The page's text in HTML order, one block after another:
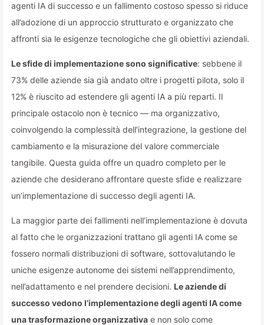
agenti IA di successo e un fallimento costoso spesso si riduce
all’adozione di un approccio strutturato e organizzato che
affronti sia le esigenze tecnologiche che gli obiettivi aziendali.
Le sfide di implementazione sono significative: sebbene il
73% delle aziende sia già andato oltre i progetti pilota, solo il
12% è riuscito ad estendere gli agenti IA a più reparti. Il
principale ostacolo non è tecnico — ma organizzativo,
coinvolgendo la complessità dell’integrazione, la gestione del
cambiamento e la misurazione del valore commerciale
tangibile. Questa guida offre un quadro completo per le
aziende che desiderano affrontare queste sfide e realizzare
un’implementazione di successo degli agenti IA.
La maggior parte dei fallimenti nell’implementazione è dovuta
al fatto che le organizzazioni trattano gli agenti IA come se
fossero normali distribuzioni di software, sottovalutando le
uniche esigenze autonome dei sistemi nell’apprendimento,
nell’adattamento e nel prendere decisioni. Le aziende di
successo vedono l’implementazione degli agenti IA come
una trasformazione organizzativa e non solo come